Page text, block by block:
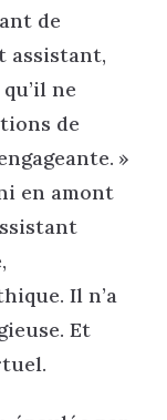
de
assistant,
ne
de
»
en amont
Il n’a
Et